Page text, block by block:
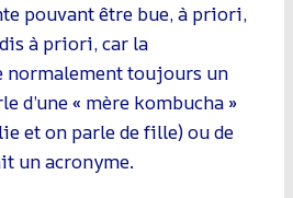
pouvant être bue, à priori,
à priori, car la
normalement toujours un
d’une « mère kombucha »
et on parle de fille) ou de
un acronyme.